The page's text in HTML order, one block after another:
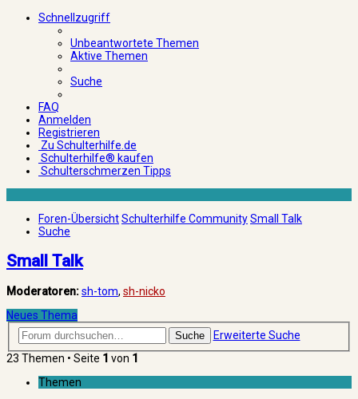
Schnellzugriff
Unbeantwortete Themen
Aktive Themen
Suche
FAQ
Anmelden
Registrieren
Zu Schulterhilfe.de
Schulterhilfe® kaufen
Schulterschmerzen Tipps
Foren-ÜbersichtSchulterhilfe CommunitySmall Talk
Suche
Small Talk
Moderatoren:sh-tom, sh-nicko
Neues Thema
Suche
Erweiterte Suche
23 Themen • Seite 1 von 1
Themen